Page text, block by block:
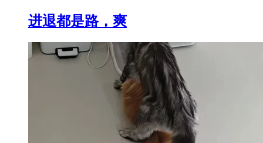
进退都是路，爽